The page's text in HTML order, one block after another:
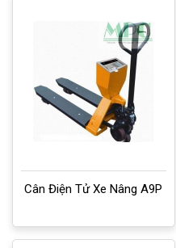
Cân Điện Tử Xe Nâng A9P